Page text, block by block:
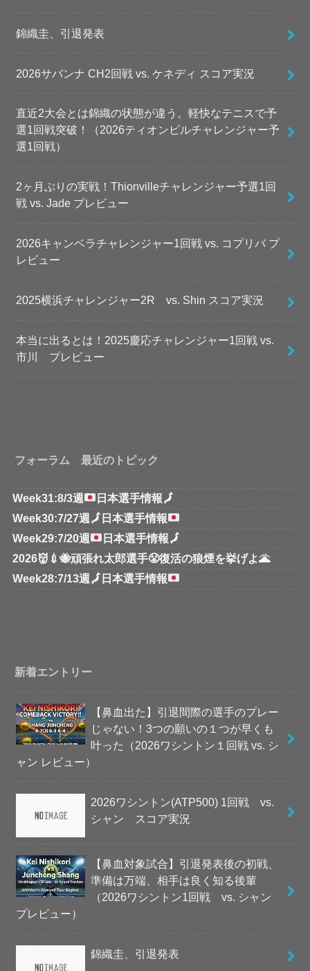
錦織圭、引退発表
2026サバンナ CH2回戦 vs. ケネディ スコア実況
直近2大会とは錦織の状態が違う。軽快なテニスで予
選1回戦突破！（2026ティオンビルチャレンジャー予
選1回戦）
2ヶ月ぶりの実戦！Thionvilleチャレンジャー予選1回
戦 vs. Jade プレビュー
2026キャンベラチャレンジャー1回戦 vs. コプリバ プ
レビュー
2025横浜チャレンジャー2R vs. Shin スコア実況
本当に出るとは！2025慶応チャレンジャー1回戦 vs.
市川 プレビュー
フォーラム 最近のトピック
Week31:8/3週 日本選手情報🗾
Week30:7/27週 🗾 日本選手情報
Week29:7/20週
日本選手情報🗾
2026👹💉🐝頑張れ太郎選手😤復活の狼煙を挙げよ🌋
Week28:7/13週 🗾 日本選手情報
新着エントリー
【鼻血出た】引退間際の選手のプレー
じゃない！3つの願いの１つが早くも
叶った（2026ワシントン１回戦 vs. シ
ャン レビュー）
2026ワシントン(ATP500) 1回戦 vs.
シャン スコア実況
【鼻血対象試合】引退発表後の初戦、
準備は万端、相手は良く知る後輩
（2026ワシントン1回戦 vs. シャン
プレビュー）
錦織圭、引退発表